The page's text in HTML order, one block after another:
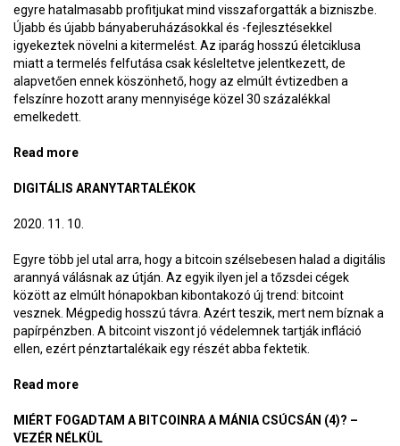
egyre hatalmasabb profitjukat mind visszaforgatták a bizniszbe.
Újabb és újabb bányaberuházásokkal és -fejlesztésekkel
igyekeztek növelni a kitermelést. Az iparág hosszú életciklusa
miatt a termelés felfutása csak késleltetve jelentkezett, de
alapvetően ennek köszönhető, hogy az elmúlt évtizedben a
felszínre hozott arany mennyisége közel 30 százalékkal
emelkedett.
Read more
DIGITÁLIS ARANYTARTALÉKOK
2020. 11. 10.
Egyre több jel utal arra, hogy a bitcoin szélsebesen halad a digitális
arannyá válásnak az útján. Az egyik ilyen jel a tőzsdei cégek
között az elmúlt hónapokban kibontakozó új trend: bitcoint
vesznek. Mégpedig hosszú távra. Azért teszik, mert nem bíznak a
papírpénzben. A bitcoint viszont jó védelemnek tartják infláció
ellen, ezért pénztartalékaik egy részét abba fektetik.
Read more
MIÉRT FOGADTAM A BITCOINRA A MÁNIA CSÚCSÁN (4)? –
VEZÉR NÉLKÜL